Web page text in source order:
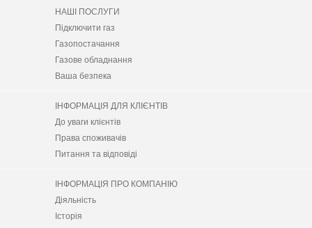
НАШІ ПОСЛУГИ
Підключити газ
Газопостачання
Газове обладнання
Ваша безпека
ІНФОРМАЦІЯ ДЛЯ КЛІЄНТІВ
До уваги клієнтів
Права споживачів
Питання та відповіді
ІНФОРМАЦІЯ ПРО КОМПАНІЮ
Діяльність
Історія